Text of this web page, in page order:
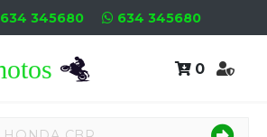
634 345680 634 345680
0